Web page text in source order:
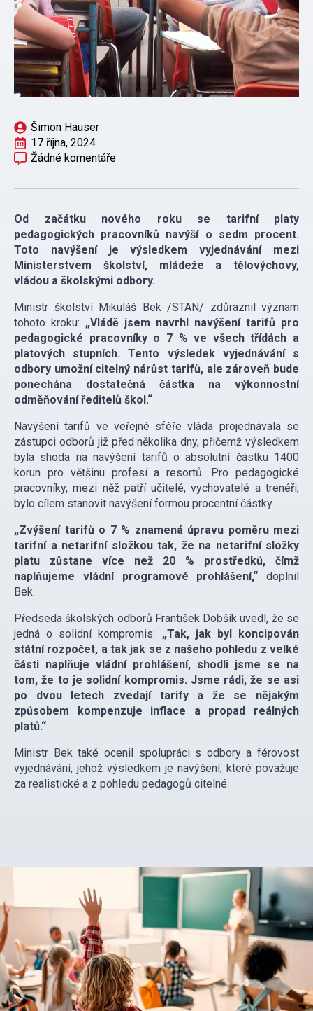
Šimon Hauser
17 října, 2024
Žádné komentáře
Od začátku nového roku se tarifní platy
pedagogických pracovníků navýší o sedm procent.
Toto navýšení je výsledkem vyjednávání mezi
Ministerstvem školství, mládeže a tělovýchovy,
vládou a školskými odbory.
Ministr školství Mikuláš Bek /STAN/ zdůraznil význam
tohoto kroku: „Vládě jsem navrhl navýšení tarifů pro
pedagogické pracovníky o 7 % ve všech třídách a
platových stupních. Tento výsledek vyjednávání s
odbory umožní citelný nárůst tarifů, ale zároveň bude
ponechána dostatečná částka na výkonnostní
odměňování ředitelů škol.“
Navýšení tarifů ve veřejné sféře vláda projednávala se
zástupci odborů již před několika dny, přičemž výsledkem
byla shoda na navýšení tarifů o absolutní částku 1400
korun pro většinu profesí a resortů. Pro pedagogické
pracovníky, mezi něž patří učitelé, vychovatelé a trenéři,
bylo cílem stanovit navýšení formou procentní částky.
„Zvýšení tarifů o 7 % znamená úpravu poměru mezi
tarifní a netarifní složkou tak, že na netarifní složky
platu zůstane více než 20 % prostředků, čímž
naplňujeme vládní programové prohlášení,“ doplnil
Bek.
Předseda školských odborů František Dobšík uvedl, že se
jedná o solidní kompromis: „Tak, jak byl koncipován
státní rozpočet, a tak jak se z našeho pohledu z velké
části naplňuje vládní prohlášení, shodli jsme se na
tom, že to je solidní kompromis. Jsme rádi, že se asi
po dvou letech zvedají tarify a že se nějakým
způsobem kompenzuje inflace a propad reálných
platů.“
Ministr Bek také ocenil spolupráci s odbory a férovost
vyjednávání, jehož výsledkem je navýšení, které považuje
za realistické a z pohledu pedagogů citelné.